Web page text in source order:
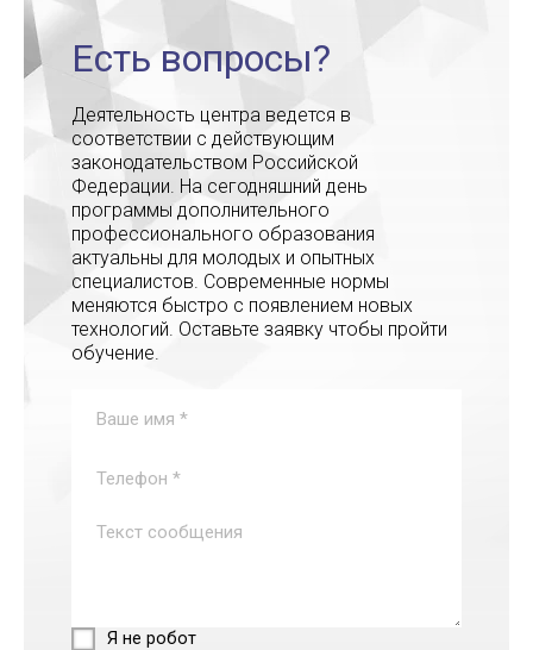
Есть вопросы?
Деятельность центра ведется в
соответствии с действующим
законодательством Российской
Федерации. На сегодняшний день
программы дополнительного
профессионального образования
актуальны для молодых и опытных
специалистов. Современные нормы
меняются быстро с появлением новых
технологий. Оставьте заявку чтобы пройти
обучение.
Я не робот